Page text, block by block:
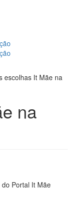
escolhas It Mãe na
na
Portal It Mãe